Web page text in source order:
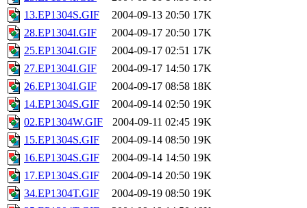
13.EP1304S.GIF
2004-09-13 20:50 17K
28.EP1304I.GIF
2004-09-17 20:50 17K
25.EP1304I.GIF
2004-09-17 02:51 17K
27.EP1304I.GIF
2004-09-17 14:50 17K
26.EP1304I.GIF
2004-09-17 08:58 18K
14.EP1304S.GIF
2004-09-14 02:50 19K
02.EP1304W.GIF
2004-09-11 02:45 19K
15.EP1304S.GIF
2004-09-14 08:50 19K
16.EP1304S.GIF
2004-09-14 14:50 19K
17.EP1304S.GIF
2004-09-14 20:50 19K
34.EP1304T.GIF
2004-09-19 08:50 19K